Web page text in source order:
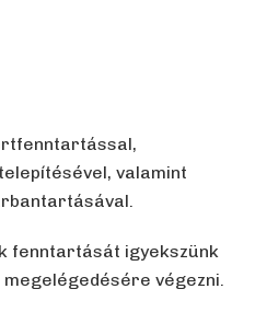
valamint
fenntartását igyekszünk
végezni.